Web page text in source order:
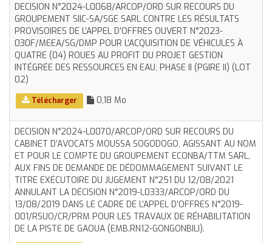
DECISION N°2024-L0068/ARCOP/ORD SUR RECOURS DU
GROUPEMENT SIIC-SA/SGE SARL CONTRE LES RÉSULTATS
PROVISOIRES DE L’APPEL D’OFFRES OUVERT N°2023-
030F/MEEA/SG/DMP POUR L’ACQUISITION DE VÉHICULES À
QUATRE (04) ROUES AU PROFIT DU PROJET GESTION
INTÉGRÉE DES RESSOURCES EN EAU, PHASE II (PGIRE II) (LOT
02)
Télécharger 0,18 Mo
DECISION N°2024-L0070/ARCOP/ORD SUR RECOURS DU
CABINET D’AVOCATS MOUSSA SOGODOGO, AGISSANT AU NOM
ET POUR LE COMPTE DU GROUPEMENT ECONBA/TTM SARL,
AUX FINS DE DEMANDE DE DÉDOMMAGEMENT SUIVANT LE
TITRE EXÉCUTOIRE DU JUGEMENT N°251 DU 12/08/2021
ANNULANT LA DÉCISION N°2019-L0333/ARCOP/ORD DU
13/08/2019 DANS LE CADRE DE L’APPEL D’OFFRES N°2019-
001/RSUO/CR/PRM POUR LES TRAVAUX DE RÉHABILITATION
DE LA PISTE DE GAOUA (EMB.RN12-GONGONBILI).